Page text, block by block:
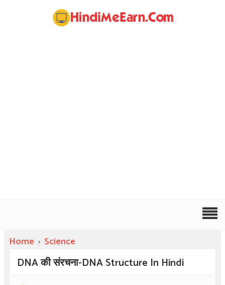
Home › Science
DNA की संरचना-DNA Structure In Hindi